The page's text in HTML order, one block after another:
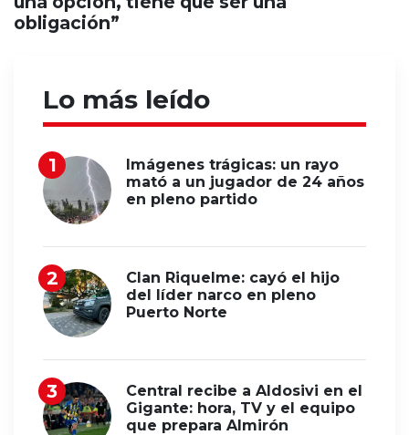
obligación”
Lo más leído
Imágenes trágicas: un rayo
mató a un jugador de 24 años
en pleno partido
Clan Riquelme: cayó el hijo
del líder narco en pleno
Puerto Norte
Central recibe a Aldosivi en el
Gigante: hora, TV y el equipo
que prepara Almirón